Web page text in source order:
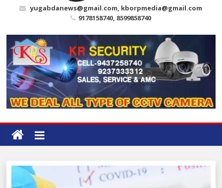
yugabdanews@gmail.com, kborpmedia@gmail.com
9178158740, 8599858740